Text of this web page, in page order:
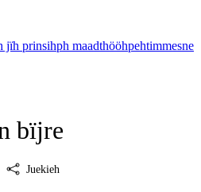
jïh prinsihph maadthööhpehtimmesne
bïjre
Juekieh